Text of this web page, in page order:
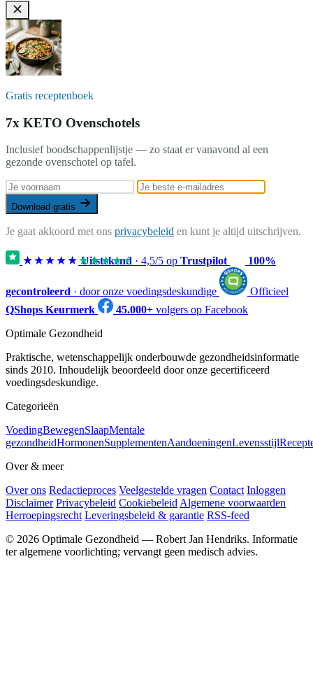
Gratis receptenboek
7x KETO Ovenschotels
Inclusief boodschappenlijstje — zo staat er vanavond al een
gezonde ovenschotel op tafel.
Download gratis
Je gaat akkoord met ons privacybeleid en kunt je altijd uitschrijven.
★★★★★★★★★★
Uitstekend · 4,5/5 op Trustpilot 100%
gecontroleerd · door onze voedingsdeskundige
Officieel
QShops Keurmerk
45.000+ volgers op Facebook
Optimale Gezondheid
Praktische, wetenschappelijk onderbouwde gezondheidsinformatie
sinds 2010. Inhoudelijk beoordeeld door onze gecertificeerd
voedingsdeskundige.
Categorieën
VoedingBewegenSlaapMentale
gezondheidHormonenSupplementenAandoeningenLevensstijl
Over & meer
Over ons Redactieproces Veelgestelde vragen Contact Inloggen
Disclaimer Privacybeleid CookiebeleidAlgemene voorwaarden
Herroepingsrecht Leveringsbeleid & garantie RSS-feed
© 2026 Optimale Gezondheid — Robert Jan Hendriks. Informatie
ter algemene voorlichting; vervangt geen medisch advies.